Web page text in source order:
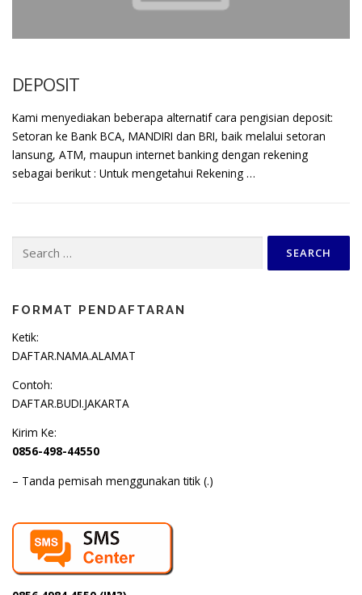
DEPOSIT
Kami menyediakan beberapa alternatif cara pengisian deposit:
Setoran ke Bank BCA, MANDIRI dan BRI, baik melalui setoran
lansung, ATM, maupun internet banking dengan rekening
sebagai berikut : Untuk mengetahui Rekening …
FORMAT PENDAFTARAN
Ketik:
DAFTAR.NAMA.ALAMAT
Contoh:
DAFTAR.BUDI.JAKARTA
Kirim Ke:
0856-498-44550
– Tanda pemisah menggunakan titik (.)